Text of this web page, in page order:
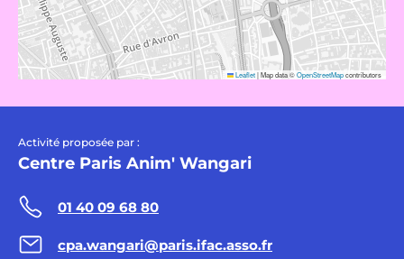
Leaflet|Map data ©OpenStreetMapcontributors
Activité proposée par :
Centre Paris Anim' Wangari
01 40 09 68 80
cpa.wangari@paris.ifac.asso.fr